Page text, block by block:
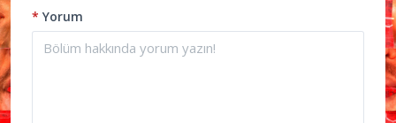
* Yorum